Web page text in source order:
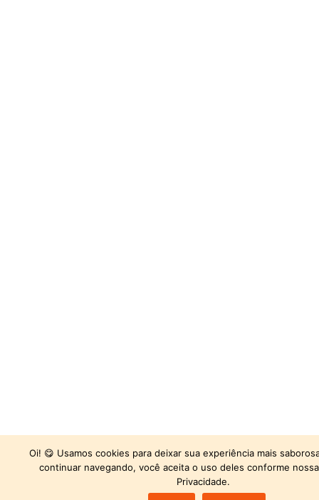
Oi! 😋 Usamos cookies para deixar sua experiência mais
continuar navegando, você aceita o uso deles conforme
Privacidade.